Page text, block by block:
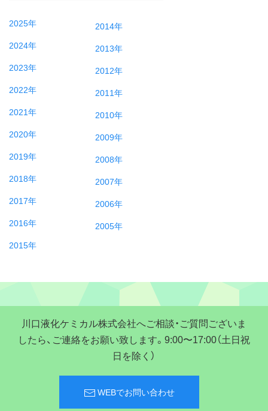
2025年
2024年
2023年
2022年
2021年
2020年
2019年
2018年
2017年
2016年
2015年
2014年
2013年
2012年
2011年
2010年
2009年
2008年
2007年
2006年
2005年
川口液化ケミカル株式会社へご相談・ご質問ございま
したら、ご連絡をお願い致します。9:00〜17:00（土日祝
日を除く）
WEBでお問い合わせ